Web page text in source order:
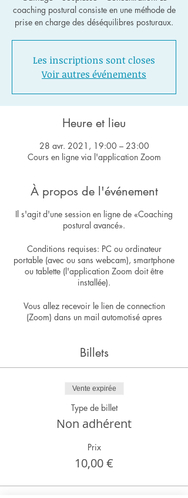
coaching postural consiste en une méthode de
Les inscriptions sont closes
Voir autres événements
Heure et lieu
28 avr. 2021, 19:00 – 23:00
Cours en ligne via l'application Zoom
À propos de l'événement
Il s'agit d'une session en ligne de «Coaching
postural avancé».
Conditions requises: PC ou ordinateur
portable (avec ou sans webcam), smartphone
ou tablette (l'application Zoom doit être
installée).
Vous allez recevoir le lien de connection
(Zoom) dans un mail automotisé apres
Billets
Vente expirée
Type de billet
Non adhérent
Prix
10,00 €